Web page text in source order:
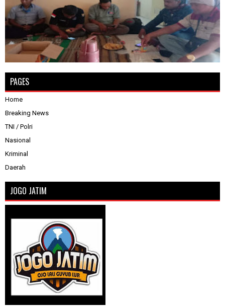
PAGES
Home
Breaking News
TNI / Polri
Nasional
Kriminal
Daerah
JOGO JATIM